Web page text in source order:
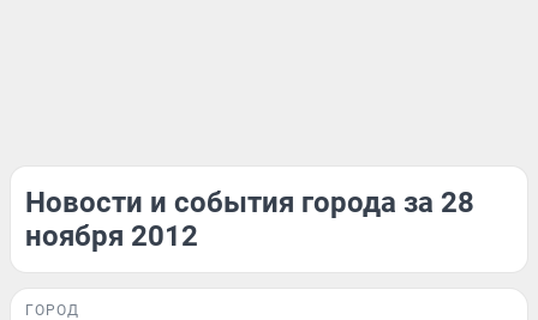
Новости и события города за 28
ноября 2012
ГОРОД